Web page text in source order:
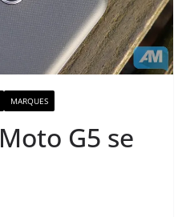
MARQUES
G5 se